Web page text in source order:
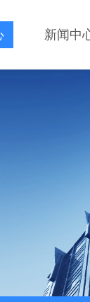
新闻中